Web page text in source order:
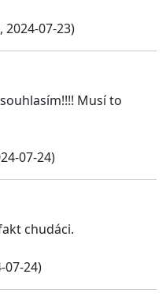
07-23)
Musí to
07-24)
chudáci.
07-24)